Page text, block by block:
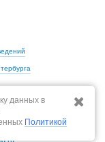
на портале,
данных в
Политикой